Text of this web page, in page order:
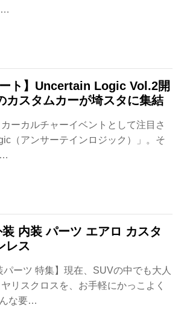
…
ート】Uncertain Logic Vol.2開
カスタムカーが埼スタに集結
ーカルチャーイベントとして注目さ
（アンサーテインロジック）」。そ
内装 パーツ エアロ カスタ
レス
パーツ 特集】現在、SUVの中でも大人
リスクロスを、お手軽にかっこよく
な要…